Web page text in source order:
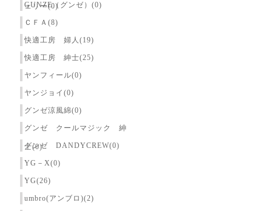
ェリー(0)
GUNZE（グンゼ）(0)
ＣＦＡ(8)
快適工房 婦人(19)
快適工房 紳士(25)
ヤンフィール(0)
ヤンジョイ(0)
グンゼ涼風綿(0)
グンゼ クールマジック 紳
士(0)
グンゼ DANDYCREW(0)
YG－X(0)
YG(26)
umbro(アンブロ)(2)